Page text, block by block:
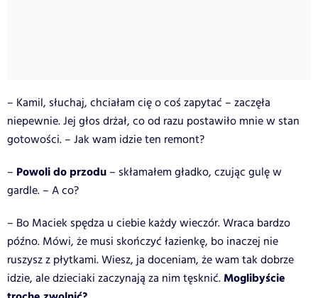
– Kamil, słuchaj, chciałam cię o coś zapytać – zaczęła
niepewnie. Jej głos drżał, co od razu postawiło mnie w stan
gotowości. – Jak wam idzie ten remont?
– Powoli do przodu – skłamałem gładko, czując gulę w
gardle. – A co?
– Bo Maciek spędza u ciebie każdy wieczór. Wraca bardzo
późno. Mówi, że musi skończyć łazienkę, bo inaczej nie
ruszysz z płytkami. Wiesz, ja doceniam, że wam tak dobrze
idzie, ale dzieciaki zaczynają za nim tęsknić.Moglibyście